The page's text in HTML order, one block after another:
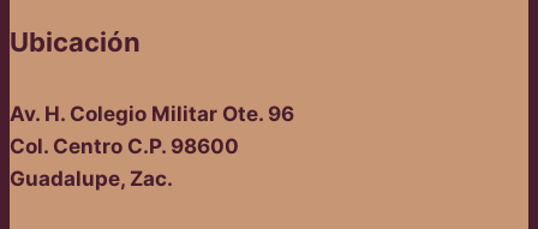
Ubicación
Av. H. Colegio Militar Ote. 96
Col. Centro C.P. 98600
Guadalupe, Zac.